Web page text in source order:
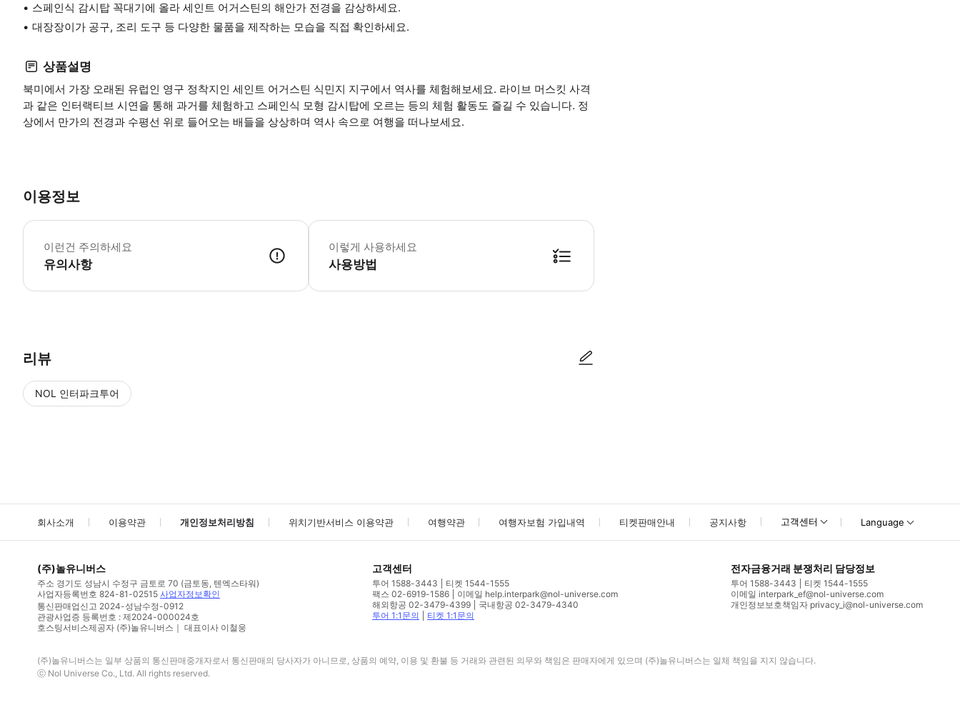
스페인식 감시탑 꼭대기에 올라 세인트 어거스틴의 해안가 전경을 감상하세요.
대장장이가 공구, 조리 도구 등 다양한 물품을 제작하는 모습을 직접 확인하세요.
상품설명
북미에서 가장 오래된 유럽인 영구 정착지인 세인트 어거스틴 식민지 지구에서 역사를 체험해보세요. 라이브 머스킷 사격
과 같은 인터랙티브 시연을 통해 과거를 체험하고 스페인식 모형 감시탑에 오르는 등의 체험 활동도 즐길 수 있습니다. 정
상에서 만가의 전경과 수평선 위로 들어오는 배들을 상상하며 역사 속으로 여행을 떠나보세요.
이용정보
이런건 주의하세요
유의사항
어린이 규정 - 만 5세 미만 아동은 무료 입장입니다. 필수 안내 - 오전 10시 30분, 오후 12시, 오후 1시 30분, 오후 3시에 무료 가이드 투어를 이용할 수 있
이렇게 사용하세요
사용방법
리뷰
NOL 인터파크투어
회사소개 이용약관 개인정보처리방침 위치기반서비스 이용약관 여행약관 여행자보험 가입내역 티켓판매안내 공지사항 고객센터 Language
(주)놀유니버스
주소 경기도 성남시 수정구 금토로 70 (금토동, 텐엑스타워)
사업자등록번호 824-81-02515 사업자정보확인
통신판매업신고 2024-성남수정-0912
관광사업증 등록번호 : 제2024-000024호
호스팅서비스제공자 (주)놀유니버스｜ 대표이사 이철웅
고객센터
투어 1588-3443
티켓 1544-1555
팩스 02-6919-1586
이메일 help.interpark@nol-universe.com
해외항공 02-3479-4399
국내항공 02-3479-4340
투어 1:1문의
티켓 1:1문의
전자금융거래 분쟁처리 담당정보
투어 1588-3443
티켓 1544-1555
이메일 interpark_ef@nol-universe.com
개인정보보호책임자 privacy_i@nol-universe.com
(주)놀유니버스는 일부 상품의 통신판매중개자로서 통신판매의 당사자가 아니므로, 상품의 예약, 이용 및 환불 등 거래와 관련된 의무와 책임은 판매자에게 있으며 (주)놀유니버스는 일체 책임을 지지 않습니다.
ⓒ Nol Universe Co., Ltd. All rights reserved.